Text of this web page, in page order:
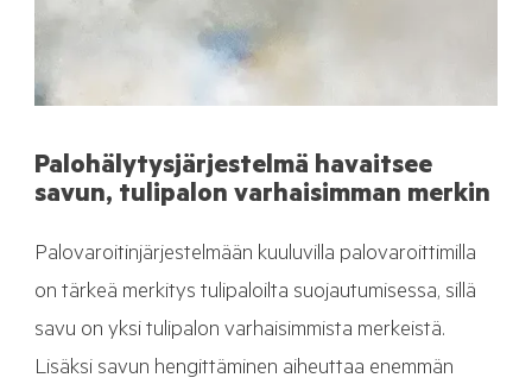
Palohälytysjärjestelmä havaitsee
savun, tulipalon varhaisimman merkin
Palovaroitinjärjestelmään kuuluvilla palovaroittimilla
on tärkeä merkitys tulipaloilta suojautumisessa, sillä
savu on yksi tulipalon varhaisimmista merkeistä.
Lisäksi savun hengittäminen aiheuttaa enemmän